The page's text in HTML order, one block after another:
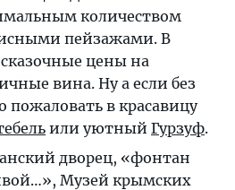
количеством
пейзажами. В
сказочные цены на
вина. Ну а если без
пожаловать в красавицу
или уютный Гурзуф.
дворец, «фонтан
Музей крымских